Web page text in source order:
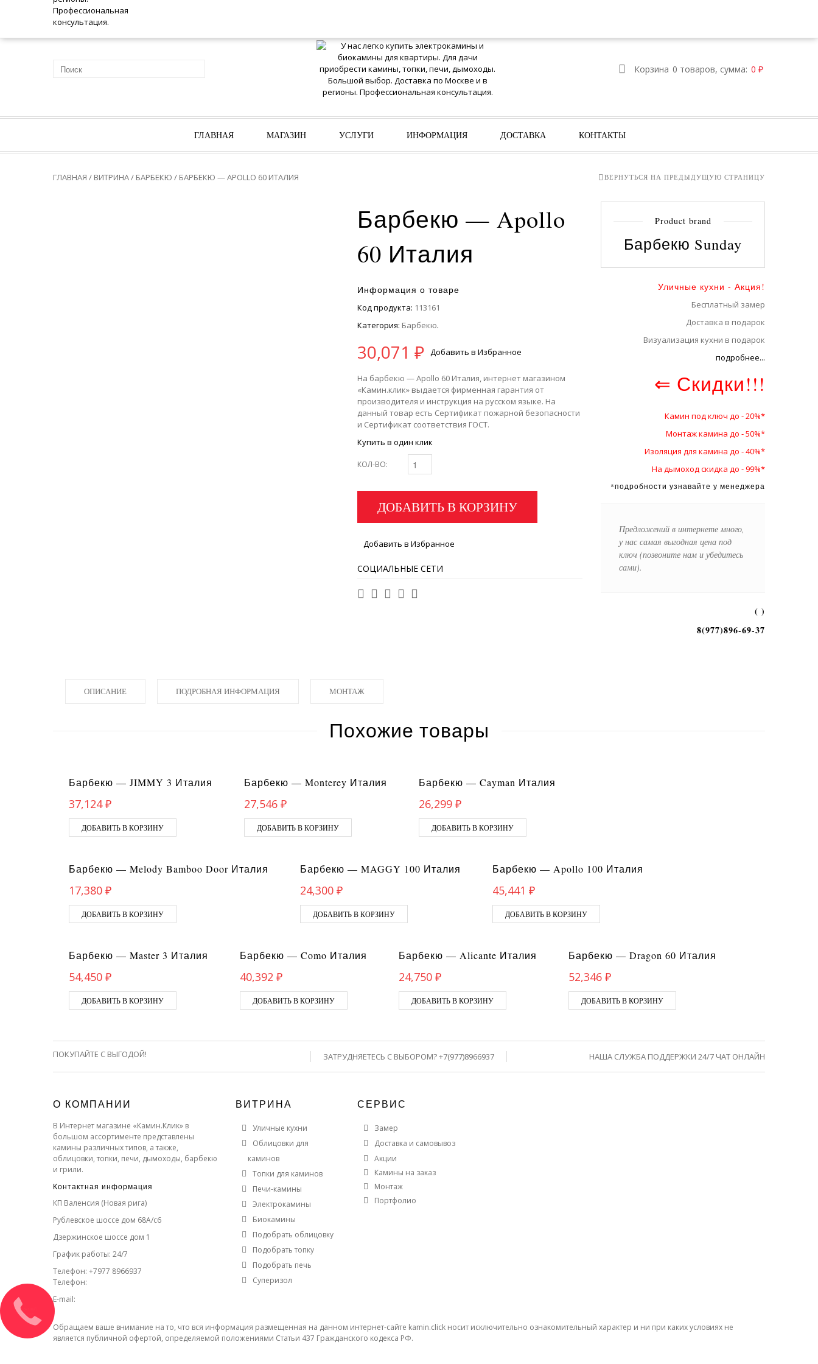
Корзина 0 товаров, сумма: 0 ₽
ГЛАВНАЯ МАГАЗИН УСЛУГИ ИНФОРМАЦИЯ ДОСТАВКА КОНТАКТЫ
ГЛАВНАЯ / ВИТРИНА/ БАРБЕКЮ / БАРБЕКЮ — APOLLO 60 ИТАЛИЯ ВЕРНУТЬСЯ НА ПРЕДЫДУЩУЮ СТРАНИЦУ
Барбекю — Apollo
60 Италия
Информация о товаре
Код продукта: 113161
Категория: Барбекю.
30,071 ₽
На барбекю — Apollo 60 Италия, интернет магазином
«Камин.клик» выдается фирменная гарантия от
производителя и инструкция на русском языке. На
данный товар есть Сертификат пожарной безопасности
и Сертификат соответствия ГОСТ.
Добавить в Избранное
Купить в один клик
КОЛ-ВО:
ДОБАВИТЬ В КОРЗИНУ
Добавить в Избранное
СОЦИАЛЬНЫЕ СЕТИ
Product brand
Барбекю Sunday
Уличные кухни - Акция!
Бесплатный замер
Доставка в подарок
Визуализация кухни в подарок
подробнее...
⇐ Скидки!!!
Камин под ключ до - 20%*
Монтаж камина до - 50%*
Изоляция для камина до - 40%*
На дымоход скидка до - 99%*
*подробности узнавайте у менеджера
Предложений в интернете много,
у нас самая выгодная цена под
ключ (позвоните нам и убедитесь
сами).
( )
8(977)896-69-37
ОПИСАНИЕ ПОДРОБНАЯ ИНФОРМАЦИЯ МОНТАЖ
Похожие товары
Барбекю — JIMMY 3 Италия
37,124₽
ДОБАВИТЬ В КОРЗИНУ
Барбекю — Monterey Италия
27,546 ₽
ДОБАВИТЬ В КОРЗИНУ
Барбекю — Cayman Италия
26,299 ₽
ДОБАВИТЬ В КОРЗИНУ
Барбекю — Melody Bamboo Door Италия
17,380 ₽
ДОБАВИТЬ В КОРЗИНУ
Барбекю — MAGGY 100 Италия
24,300 ₽
ДОБАВИТЬ В КОРЗИНУ
Барбекю — Apollo 100 Италия
45,441 ₽
ДОБАВИТЬ В КОРЗИНУ
Барбекю — Master 3 Италия
54,450 ₽
ДОБАВИТЬ В КОРЗИНУ
Барбекю — Como Италия
40,392 ₽
ДОБАВИТЬ В КОРЗИНУ
Барбекю — Alicante Италия
24,750 ₽
ДОБАВИТЬ В КОРЗИНУ
Барбекю — Dragon 60 Италия
52,346 ₽
ДОБАВИТЬ В КОРЗИНУ
ПОКУПАЙТЕ С ВЫГОДОЙ! ЗАТРУДНЯЕТЕСЬ С ВЫБОРОМ? +7(977)8966937 НАША СЛУЖБА ПОДДЕРЖКИ 24/7 ЧАТ ОНЛАЙН
О КОМПАНИИ
В Интернет магазине «Камин.Клик» в
большом ассортименте представлены
камины различных типов, а также,
облицовки, топки, печи, дымоходы, барбекю
и грили.
Контактная информация
КП Валенсия (Новая рига)
Рублевское шоссе дом 68А/с6
Дзержинское шоссе дом 1
График работы: 24/7
Телефон: +7977 8966937
Телефон:
E-mail:
ВИТРИНА
Уличные кухни
Облицовки для
каминов
Топки для каминов
Печи-камины
Электрокамины
Биокамины
Подобрать облицовку
Подобрать топку
Подобрать печь
Суперизол
СЕРВИС
Замер
Доставка и самовывоз
Акции
Камины на заказ
Монтаж
Портфолио
Обращаем ваше внимание на то, что вся информация размещенная на данном интернет-сайте kamin.click носит исключительно ознакомительный характер и ни при каких условиях не
является публичной офертой, определяемой положениями Статьи 437 Гражданского кодекса РФ.